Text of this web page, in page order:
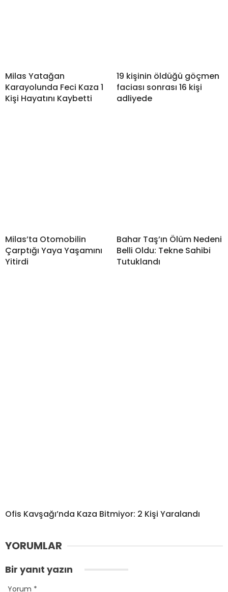
Milas Yatağan
Karayolunda Feci Kaza 1
Kişi Hayatını Kaybetti
19 kişinin öldüğü göçmen
faciası sonrası 16 kişi
adliyede
Milas’ta Otomobilin
Çarptığı Yaya Yaşamını
Yitirdi
Bahar Taş’ın Ölüm Nedeni
Belli Oldu: Tekne Sahibi
Tutuklandı
Ofis Kavşağı’nda Kaza Bitmiyor: 2 Kişi Yaralandı
YORUMLAR
Bir yanıt yazın
Yorum *